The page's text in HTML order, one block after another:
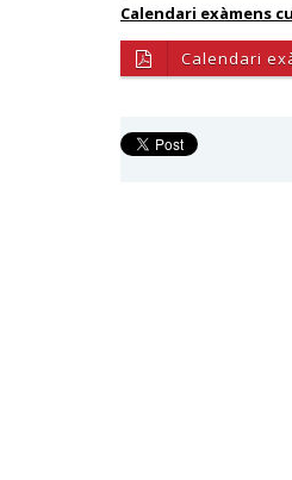
Calendari exàmens
Calendari